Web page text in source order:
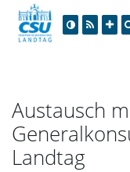
Austausch
Landtag